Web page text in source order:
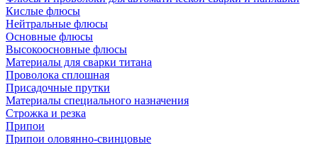
Кислые флюсы
Нейтральные флюсы
Основные флюсы
Высокоосновные флюсы
Материалы для сварки титана
Проволока сплошная
Присадочные прутки
Материалы специального назначения
Строжка и резка
Припои
Припои оловянно-свинцовые